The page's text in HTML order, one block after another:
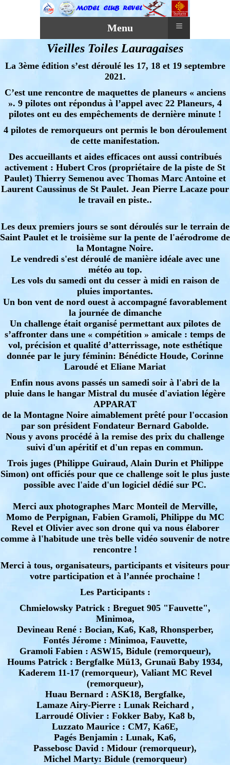
Menu ≡
Vieilles Toiles Lauragaises
La 3ème édition s’est déroulé les 17, 18 et 19 septembre
2021.
C’est une rencontre de maquettes de planeurs « anciens
». 9 pilotes ont répondus à l’appel avec 22 Planeurs, 4
pilotes ont eu des empêchements de dernière minute !
4 pilotes de remorqueurs ont permis le bon déroulement
de cette manifestation.
Des accueillants et aides efficaces ont aussi contribués
activement : Hubert Cros (propriétaire de la piste de St
Paulet) Thierry Semenou avec Thomas Marc Antoine et
Laurent Caussinus de St Paulet. Jean Pierre Lacaze pour
le travail en piste..
Les deux premiers jours se sont déroulés sur le terrain de
Saint Paulet et le troisième sur la pente de l'aérodrome de
la Montagne Noire.
Le vendredi s'est déroulé de manière idéale avec une
météo au top.
Les vols du samedi ont du cesser à midi en raison de
pluies importantes.
Un bon vent de nord ouest à accompagné favorablement
la journée de dimanche
Un challenge était organisé permettant aux pilotes de
s’affronter dans une « compétition » amicale : temps de
vol, précision et qualité d’atterrissage, note esthétique
donnée par le jury féminin: Bénédicte Houde, Corinne
Laroudé et Eliane Mariat
Enfin nous avons passés un samedi soir à l'abri de la
pluie dans le hangar Mistral du musée d'aviation légère
APPARAT
de la Montagne Noire aimablement prêté pour l'occasion
par son président Fondateur Bernard Gabolde.
Nous y avons procédé à la remise des prix du challenge
suivi d'un apéritif et d'un repas en commun.
Trois juges (Philippe Guiraud, Alain Durin et Philippe
Simon) ont officiés pour que ce challenge soit le plus juste
possible avec l'aide d'un logiciel dédié sur PC.
Merci aux photographes Marc Monteil de Merville,
Momo de Perpignan, Fabien Gramoli, Philippe du MC
Revel et Olivier avec son drone qui va nous élaborer
comme à l'habitude une très belle vidéo souvenir de notre
rencontre !
Merci à tous, organisateurs, participants et visiteurs pour
votre participation et à l’année prochaine !
Les Participants :
Chmielowsky Patrick : Breguet 905 "Fauvette",
Minimoa,
Devineau René : Bocian, Ka6, Ka8, Rhonsperber,
Fontés Jérome : Minimoa, Fauvette,
Gramoli Fabien : ASW15, Bidule (remorqueur),
Houms Patrick : Bergfalke Mü13, Grunaü Baby 1934,
Kaderem 11-17 (remorqueur), Valiant MC Revel
(remorqueur),
Huau Bernard : ASK18, Bergfalke,
Lamaze Airy-Pierre : Lunak Reichard ,
Larroudé Olivier : Fokker Baby, Ka8 b,
Luzzato Maurice : CM7, Ka6E,
Pagés Benjamin : Lunak, Ka6,
Passebosc David : Midour (remorqueur),
Michel Marty: Bidule (remorqueur)